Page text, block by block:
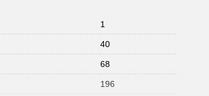
1
40
68
196